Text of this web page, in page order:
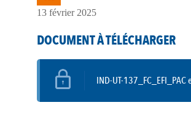
13 février 2025
DOCUMENT À TÉLÉCHARGER
IND-UT-